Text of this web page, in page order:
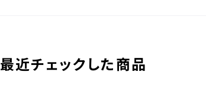
最近チェックした商品